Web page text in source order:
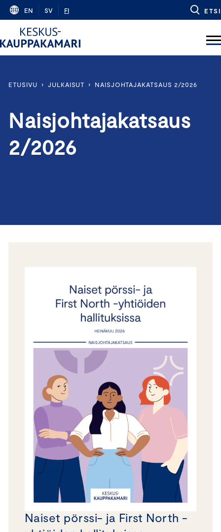
Skip
content
EN SV FI ETSI
ETUSIVU › JULKAISUT › NAISJOHTAJAKATSAUS 2/2026
Naisjohtajakatsaus
2/2026
Naiset pörssi- ja First North -